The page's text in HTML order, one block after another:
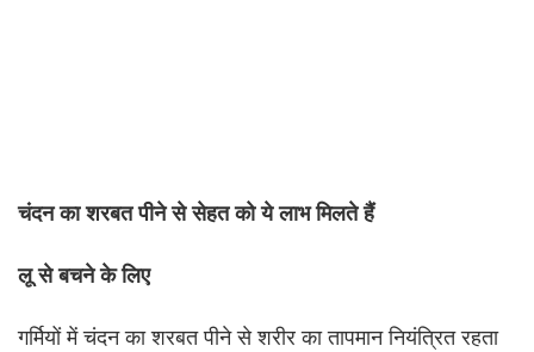
चंदन का शरबत पीने से सेहत को ये लाभ मिलते हैं
लू से बचने के लिए
गर्मियों में चंदन का शरबत पीने से शरीर का तापमान नियंत्रित रहता